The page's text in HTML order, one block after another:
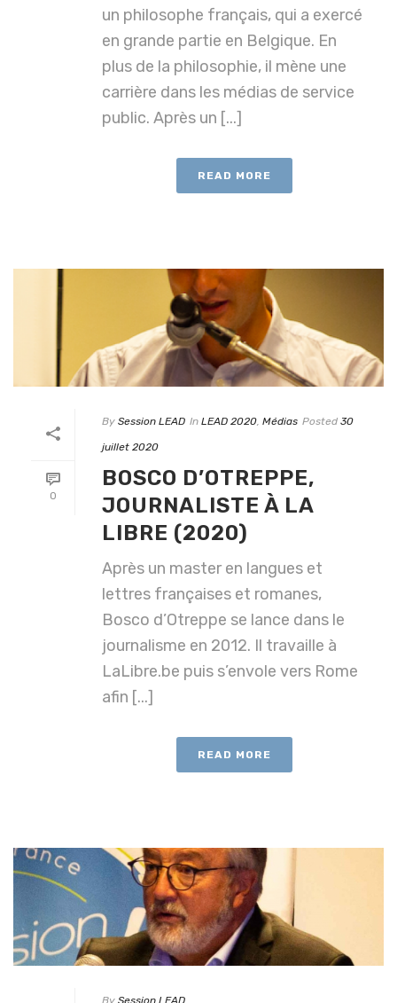
un philosophe français, qui a exercé
en grande partie en Belgique. En
plus de la philosophie, il mène une
carrière dans les médias de service
public. Après un [...]
READ MORE
0
By Session LEAD In LEAD 2020, Médias Posted 30
juillet 2020
BOSCO D’OTREPPE,
JOURNALISTE À LA
LIBRE (2020)
Après un master en langues et
lettres françaises et romanes,
Bosco d’Otreppe se lance dans le
journalisme en 2012. Il travaille à
LaLibre.be puis s’envole vers Rome
afin [...]
READ MORE
By Session LEAD